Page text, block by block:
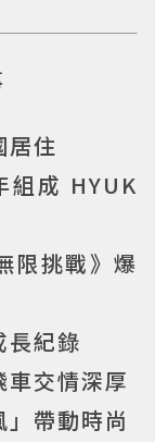
住
成 HYUK
限挑戰》爆
紀錄
交情深厚
帶動時尚